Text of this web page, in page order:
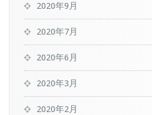
2020年9月
2020年7月
2020年6月
2020年3月
2020年2月